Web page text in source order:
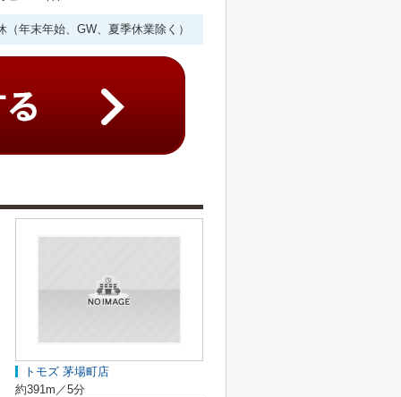
年末年始、GW、夏季休業除く）
トモズ 茅場町店
約391m／5分